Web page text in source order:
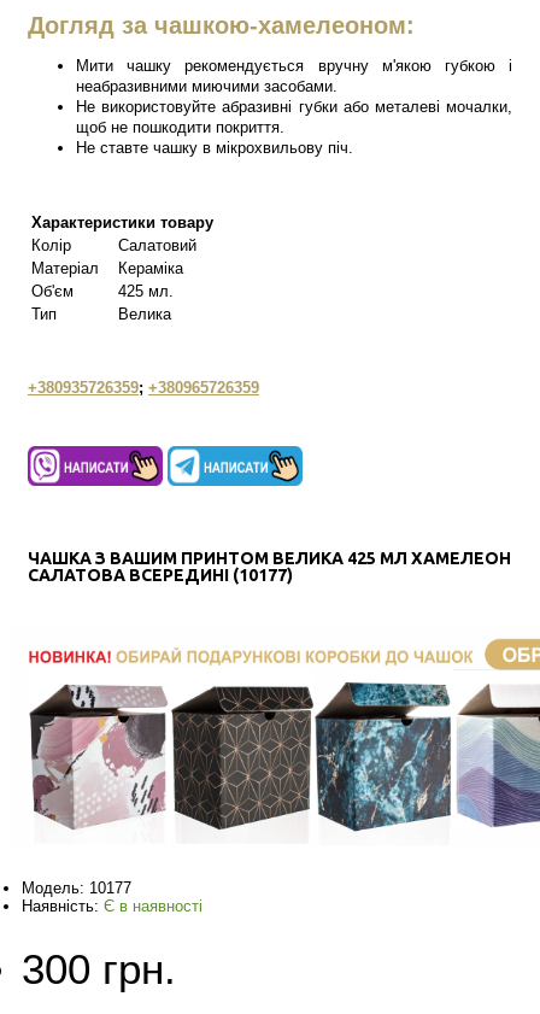
Догляд за чашкою-хамелеоном:
Мити чашку рекомендується вручну м'якою губкою і
неабразивними миючими засобами.
Не використовуйте абразивні губки або металеві мочалки,
щоб не пошкодити покриття.
Не ставте чашку в мікрохвильову піч.
Характеристики товару
Колір
Салатовий
Матеріал
Кераміка
Об'єм
425 мл.
Тип
Велика
+380935726359; +380965726359
ЧАШКА З ВАШИМ ПРИНТОМ ВЕЛИКА 425 МЛ ХАМЕЛЕОН
САЛАТОВА ВСЕРЕДИНІ (10177)
Модель: 10177
Наявність: Є в наявності
300 грн.